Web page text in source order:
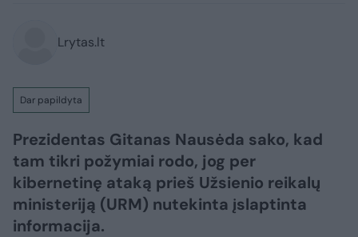
Lrytas.lt
Dar papildyta
Prezidentas Gitanas Nausėda sako, kad
tam tikri požymiai rodo, jog per
kibernetinę ataką prieš Užsienio reikalų
ministeriją (URM) nutekinta įslaptinta
informacija.